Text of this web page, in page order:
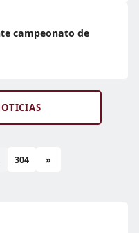
campeonato de
304 »